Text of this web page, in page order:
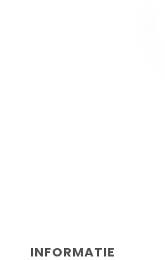
INFORMATIE